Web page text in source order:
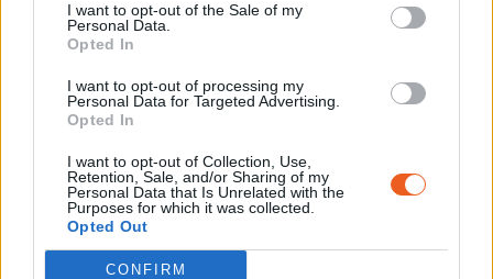
I want to opt-out of the Sale of my
Personal Data.
Opted In
I want to opt-out of processing my
Personal Data for Targeted Advertising.
Opted In
I want to opt-out of Collection, Use,
Retention, Sale, and/or Sharing of my
Personal Data that Is Unrelated with the
Purposes for which it was collected.
Opted Out
CONFIRM
RECURSOS
Testimonis, elements de l'exposició permanent,
conferències, lectures, exposicions temporals
anteriors...
Descobriu els recursos del Memorial a l'hora de
preparar o ampliar la vostra visit.